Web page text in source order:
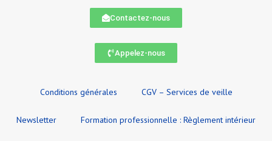
Contactez-nous
Appelez-nous
Conditions générales CGV – Services de veille
Newsletter Formation professionnelle : Règlement intérieur